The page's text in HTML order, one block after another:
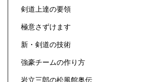
剣道上達の要領
極意さずけます
新・剣道の技術
強豪チームの作り方
岩立三郎の松風館奥伝